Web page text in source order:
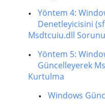
Yöntem 4:
Denetleyicisini
Msdtcuiu.dll
Yöntem 5:
Güncelleyerek
Kurtulma
Windows